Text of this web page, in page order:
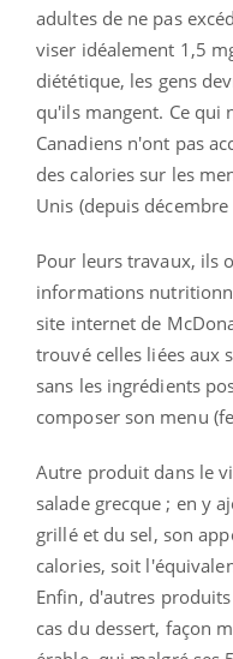
adultes de ne pas
viser idéalement 1,5
diététique, les gens
qu'ils mangent. Ce qui
Canadiens n'ont pas
des calories sur les
Unis (depuis
Pour leurs travaux, ils
informations
site internet de
trouvé celles liées aux
sans les ingrédients
composer son menu
Autre produit dans le
salade grecque ; en y
grillé et du sel, son
calories, soit
Enfin, d'autres
cas du dessert, façon